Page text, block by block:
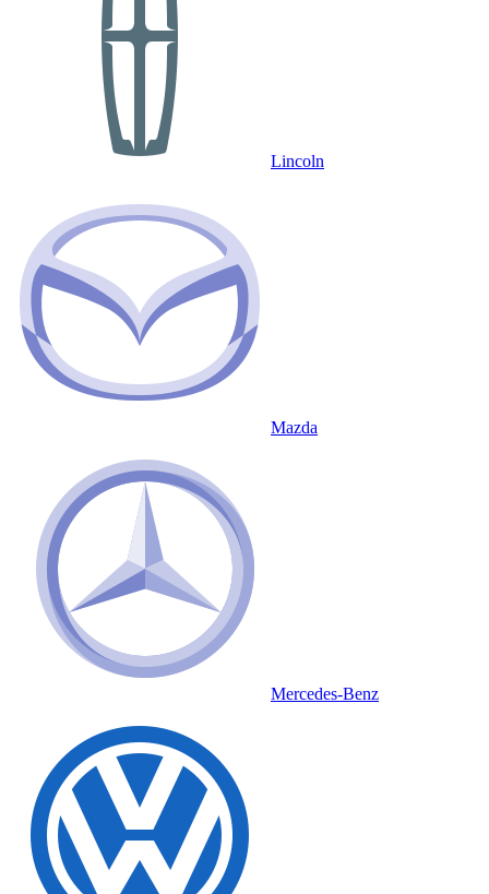
Lincoln
Mazda
Mercedes-Benz